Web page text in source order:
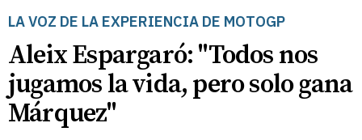
LA VOZ DE LA EXPERIENCIA DE MOTOGP
Aleix Espargaró: "Todos nos
jugamos la vida, pero solo gana
Márquez"